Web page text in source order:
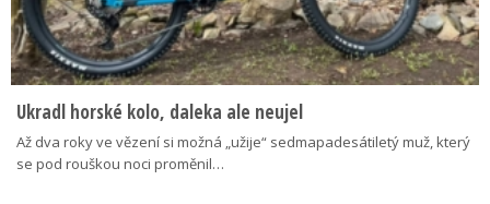
Ukradl horské kolo, daleka ale neujel
Až dva roky ve vězení si možná „užije“ sedmapadesátiletý muž, který
se pod rouškou noci proměnil…